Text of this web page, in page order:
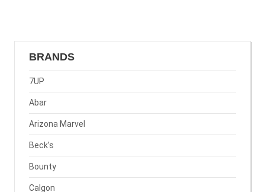
BRANDS
7UP
Abar
Arizona Marvel
Beck’s
Bounty
Calgon